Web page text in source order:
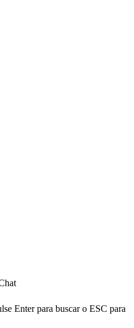
Enter para buscar o ESC para